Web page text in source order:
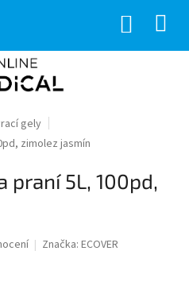
gely
zimolez jasmín
praní 5L, 100pd,
Značka: ECOVER